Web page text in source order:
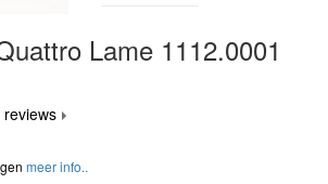
Lame 1112.0001
meer info..